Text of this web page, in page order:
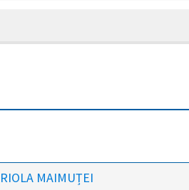
MAIMUȚEI